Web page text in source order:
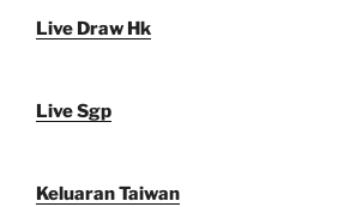
Live Draw Hk
Live Sgp
Keluaran Taiwan